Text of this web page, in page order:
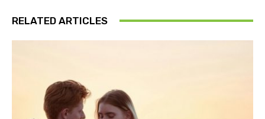
RELATED ARTICLES